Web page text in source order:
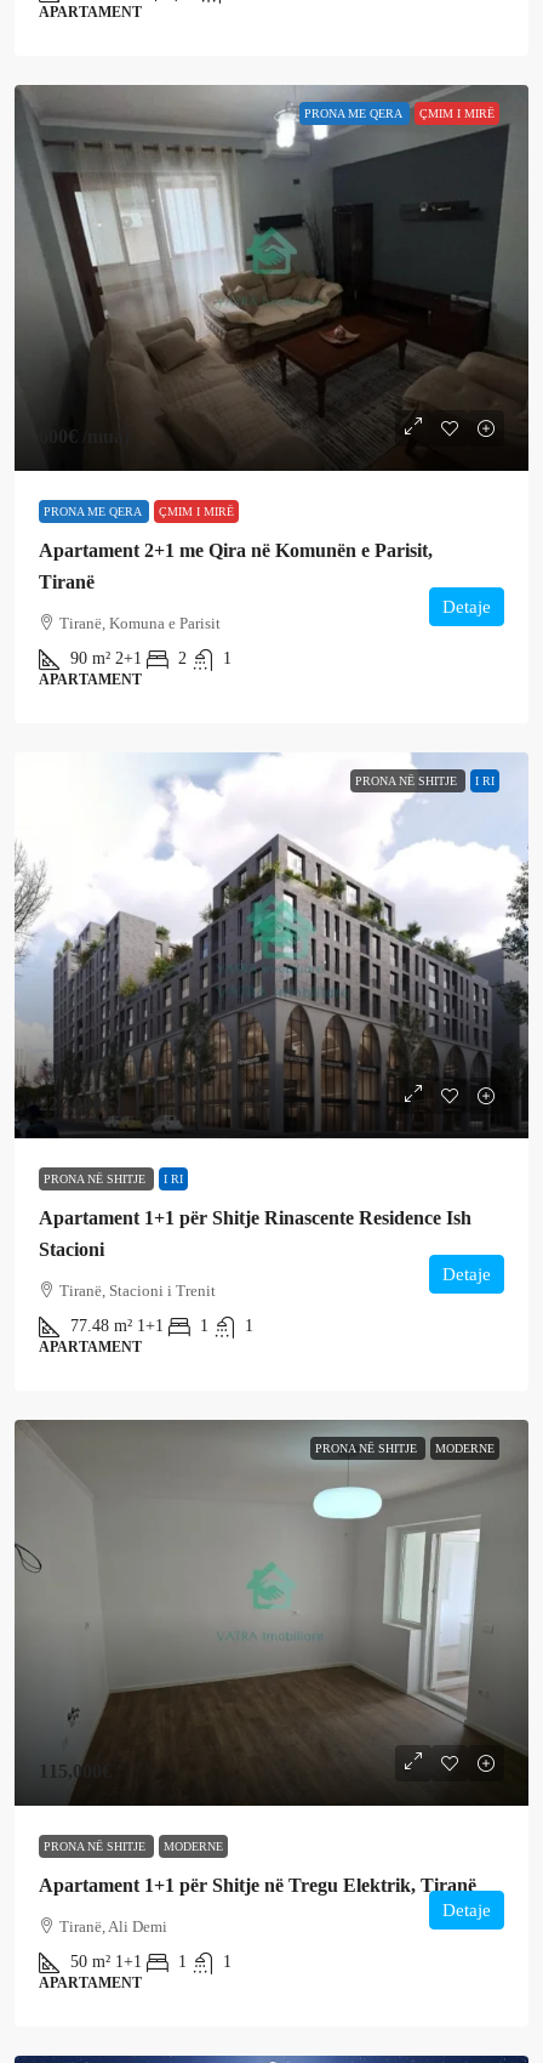
APARTAMENT
PRONA ME QERA ÇMIM I MIRË
600€ /muaj
PRONA ME QERA ÇMIM I MIRË
Apartament 2+1 me Qira në Komunën e Parisit,
Tiranë
Tiranë, Komuna e Parisit
90 m² 2+1 2 1
APARTAMENT
Detaje
PRONA NË SHITJE I RI
227,000€
PRONA NË SHITJE I RI
Apartament 1+1 për Shitje Rinascente Residence Ish
Stacioni
Tiranë, Stacioni i Trenit
77.48 m² 1+1 1 1
APARTAMENT
Detaje
PRONA NË SHITJE MODERNE
115,000€
PRONA NË SHITJE MODERNE
Apartament 1+1 për Shitje në Tregu Elektrik, Tiranë
Tiranë, Ali Demi
50 m² 1+1 1 1
APARTAMENT
Detaje